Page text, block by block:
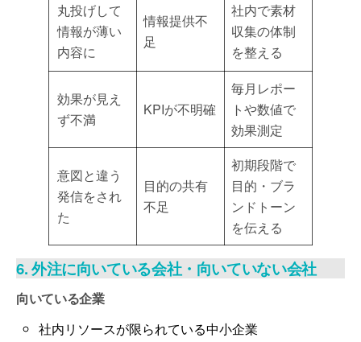
丸投げして
情報が薄い
内容に
情報提供不
足
社内で素材
収集の体制
を整える
効果が見え
ず不満
KPIが不明確
毎月レポー
トや数値で
効果測定
意図と違う
発信をされ
た
目的の共有
不足
初期段階で
目的・ブラ
ンドトーン
を伝える
6. 外注に向いている会社・向いていない会社
向いている企業
社内リソースが限られている中小企業